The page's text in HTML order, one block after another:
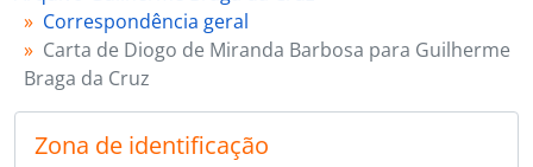
[Documento simples] 08789 - Cartão de Abílio Neto para Guilherme Braga da Cruz, 1968-02-17 - ?
[Documento simples] 08790 - Carta de Milton Duarte Segurado para Guilherme Braga da Cruz, 1968-02-19 - ?
[Documento simples] 08791 - Carta de João de Castro Mendes para Guilherme Braga da Cruz, 1968-02-20 - ?
[Documento simples] 08794 - Carta de Henrique de Freitas para Guilherme Braga da Cruz, 1968-02-22 - ?
Correspondência geral
Carta de Diogo de Miranda Barbosa para Guilherme
Braga da Cruz
Zona de identificação